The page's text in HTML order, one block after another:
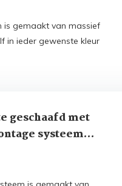
is gemaakt van massief
in ieder gewenste kleur
geschaafd met
systeem